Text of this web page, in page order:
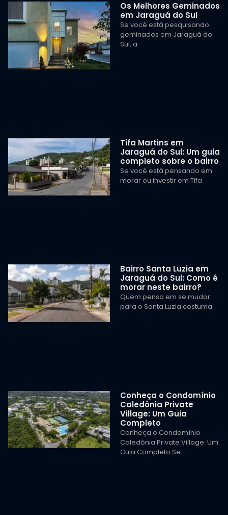
Os Melhores Geminados
em Jaraguá do Sul
Se você está pesquisando
geminados em Jaraguá do
Sul, a
Tifa Martins em
Jaraguá do Sul: Um guia
completo sobre o bairro
Se você está pensando em
morar ou investir em Tifa
Bairro Santa Luzia em
Jaraguá do Sul: Como é
morar neste bairro?
Quem pensa em se mudar
para o Santa Luzia costuma
Conheça o Condomínio
Caledônia Private
Village: Um Guia
Completo
Conheça o Condomínio
Caledônia Private Village: Um
Guia Completo Se